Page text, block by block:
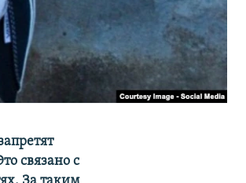
связано с